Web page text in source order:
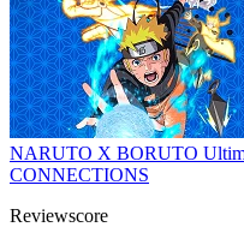
NARUTO X BORUTO
CONNECTIONS
Reviewscore